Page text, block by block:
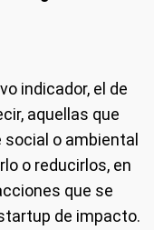
indicador, el de
aquellas que
social o ambiental
o reducirlos, en
que se
de impacto.